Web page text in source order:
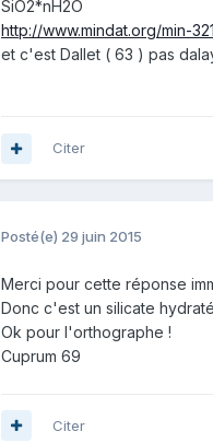
SiO2*nH2O
http://www.mindat.org/min-
et c'est Dallet ( 63 ) pas
Citer
Posté(e) 29 juin 2015
Merci pour cette réponse
Donc c'est un silicate
Ok pour l'orthographe !
Cuprum 69
Citer